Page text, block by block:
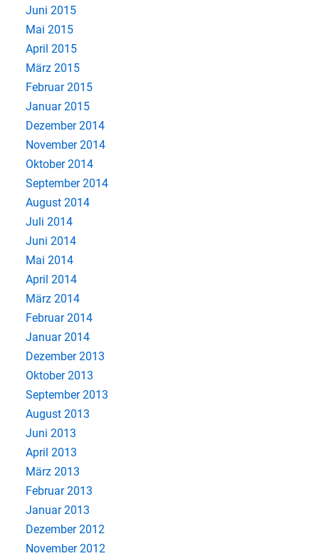
Juni 2015
Mai 2015
April 2015
März 2015
Februar 2015
Januar 2015
Dezember 2014
November 2014
Oktober 2014
September 2014
August 2014
Juli 2014
Juni 2014
Mai 2014
April 2014
März 2014
Februar 2014
Januar 2014
Dezember 2013
Oktober 2013
September 2013
August 2013
Juni 2013
April 2013
März 2013
Februar 2013
Januar 2013
Dezember 2012
November 2012